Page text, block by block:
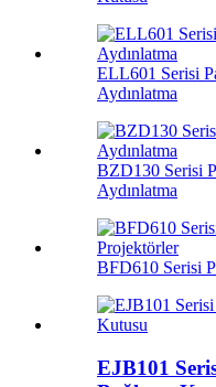
ELL601 Serisi
Aydınlatma
BZD130 Serisi
Aydınlatma
BFD610 Serisi
EJB101